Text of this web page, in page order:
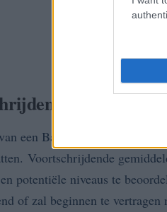
een Basic Attention-
Voortschrijdende
potentiële niveaus te
of zal beginnen te